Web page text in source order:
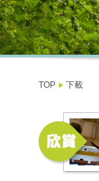
TOP 下載